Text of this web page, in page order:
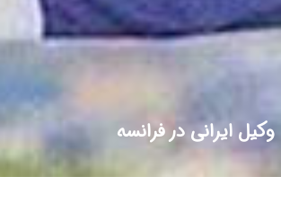
وکیل ایرانی در فرانسه